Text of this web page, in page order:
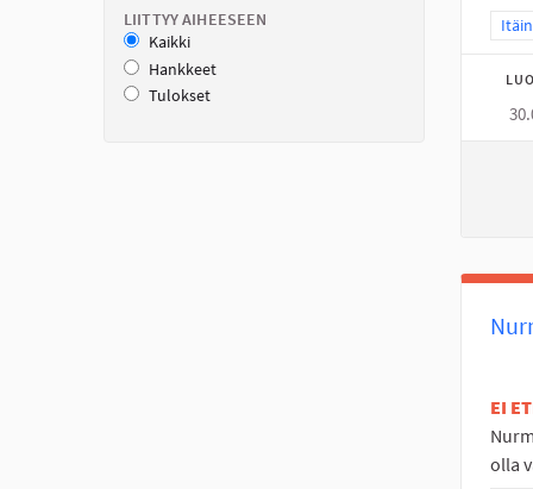
LIITTYY AIHEESEEN
Kaikki
Hankkeet
Tulokset
EI
olla